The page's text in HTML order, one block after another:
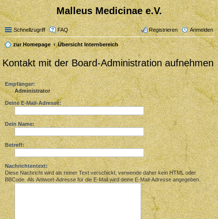
Malleus Medicinae e.V.
Schnellzugriff FAQ Anmelden
Registrieren
zur Homepage Übersicht Internbereich
Kontakt mit der Board-Administration aufnehmen
Empfänger:
Administrator
Deine E-Mail-Adresse:
Dein Name:
Betreff:
Nachrichtentext:
Diese Nachricht wird als reiner Text verschickt, verwende daher kein HTML oder
BBCode. Als Antwort-Adresse für die E-Mail wird deine E-Mail-Adresse angegeben.